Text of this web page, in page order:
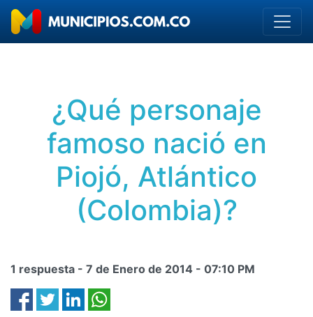
¿Qué personaje
famoso nació en
Piojó, Atlántico
(Colombia)?
1 respuesta - 7 de Enero de 2014 - 07:10 PM